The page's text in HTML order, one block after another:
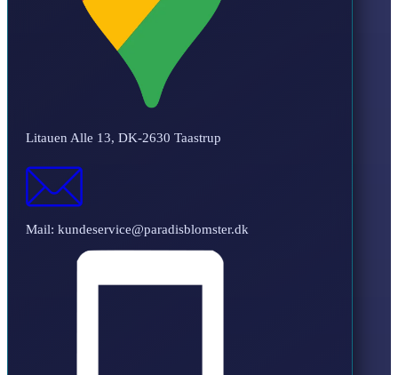
Litauen Alle 13, DK-2630 Taastrup
Mail: kundeservice@paradisblomster.dk